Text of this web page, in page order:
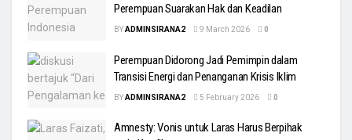
Perempuan Suarakan Hak dan Keadilan
BYADMINSIRANA2 9 March 2026 0
Perempuan Didorong Jadi Pemimpin dalam
Transisi Energi dan Penanganan Krisis Iklim
BYADMINSIRANA2 5 February 2026 0
Amnesty: Vonis untuk Laras Harus Berpihak